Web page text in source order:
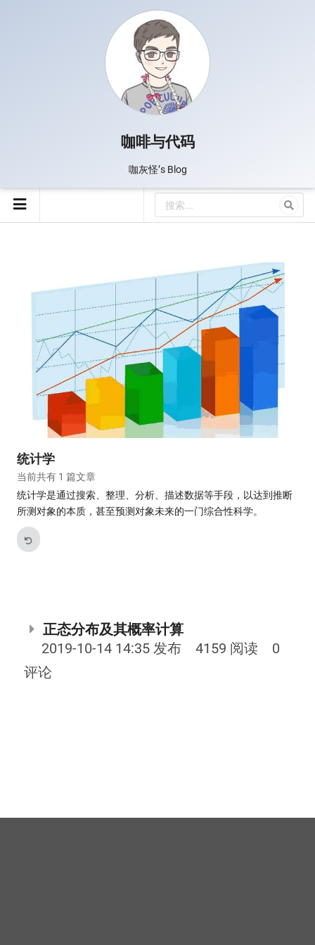
咖啡与代码
咖灰怪’s Blog
统计学
当前共有 1 篇文章
统计学是通过搜索、整理、分析、描述数据等手段，以达到推断
所测对象的本质，甚至预测对象未来的一门综合性科学。
正态分布及其概率计算
2019-10-14 14:35 发布 4159 阅读 0
评论